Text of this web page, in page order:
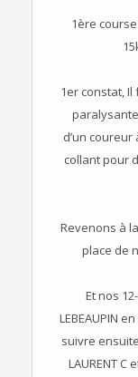
1ère
1er constat,
d’un
collant pour
Revenons à
place de
Et nos
LEBEAUPIN
suivre
LAURENT